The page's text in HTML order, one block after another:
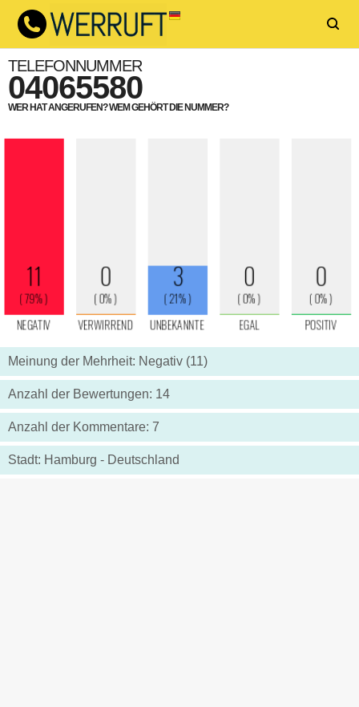
TELEFONNUMMER
04065580
WER HAT ANGERUFEN? WEM GEHÖRT DIE NUMMER?
Meinung der Mehrheit: Negativ (11)
Anzahl der Bewertungen: 14
Anzahl der Kommentare: 7
Stadt: Hamburg - Deutschland